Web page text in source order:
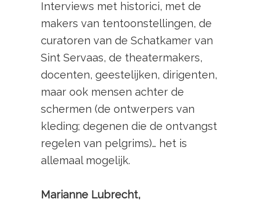
Interviews met historici, met de
makers van tentoonstellingen, de
curatoren van de Schatkamer van
Sint Servaas, de theatermakers,
docenten, geestelijken, dirigenten,
maar ook mensen achter de
schermen (de ontwerpers van
kleding; degenen die de ontvangst
regelen van pelgrims)… het is
allemaal mogelijk.
Marianne Lubrecht,